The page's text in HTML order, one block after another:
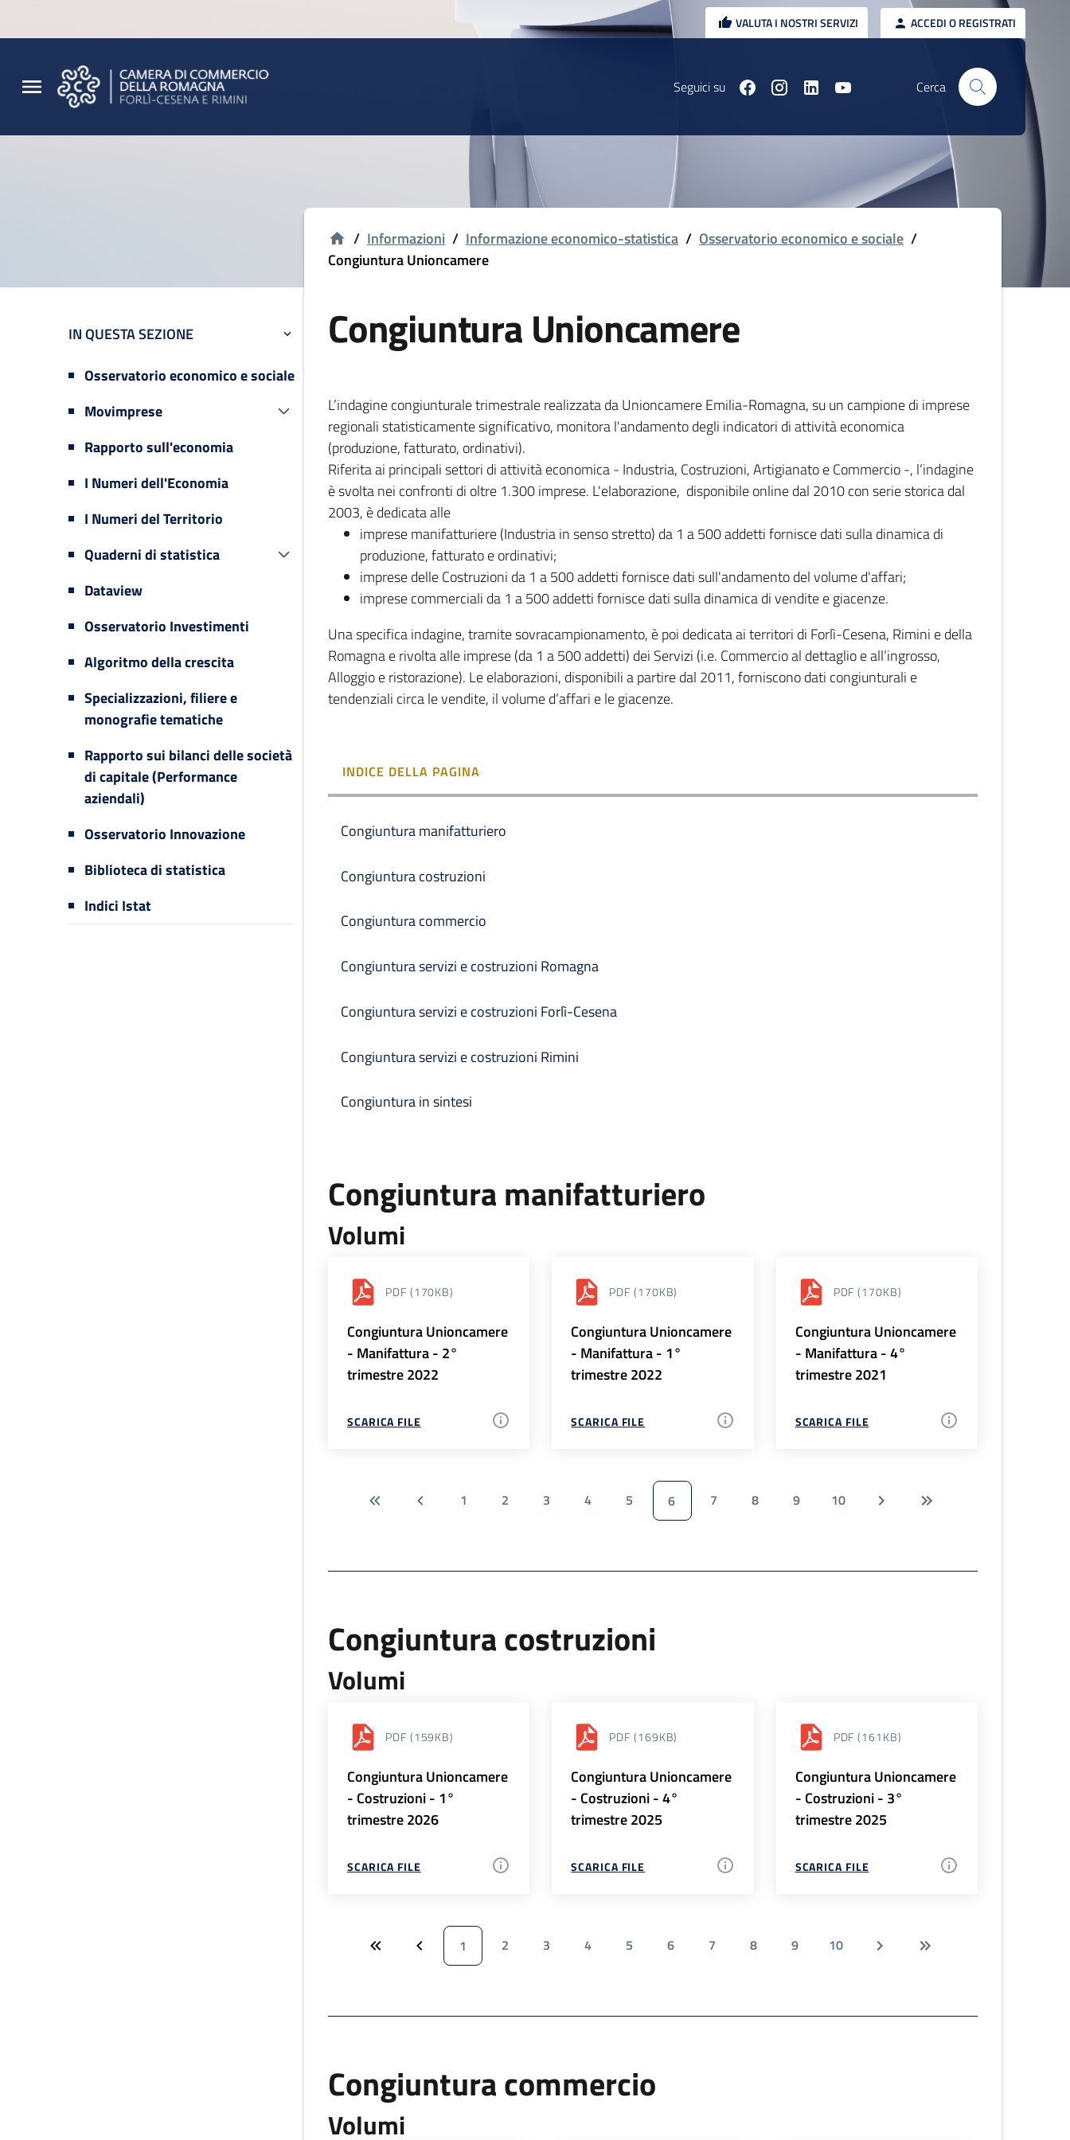
VALUTA I NOSTRI SERVIZI ACCEDI O REGISTRATI
Seguici su Cerca
IN QUESTA SEZIONE
Osservatorio economico e sociale
Movimprese
Rapporto sull'economia
I Numeri dell'Economia
I Numeri del Territorio
Quaderni di statistica
Dataview
Osservatorio Investimenti
Algoritmo della crescita
Specializzazioni, filiere e
monografie tematiche
Rapporto sui bilanci delle società
di capitale (Performance
aziendali)
Osservatorio Innovazione
Biblioteca di statistica
Indici Istat
/ Informazioni / Informazione economico-statistica / Osservatorio economico e sociale /
Congiuntura Unioncamere
Congiuntura Unioncamere
L’indagine congiunturale trimestrale realizzata da Unioncamere Emilia-Romagna, su un campione di imprese
regionali statisticamente significativo, monitora l'andamento degli indicatori di attività economica
(produzione, fatturato, ordinativi).
Riferita ai principali settori di attività economica - Industria, Costruzioni, Artigianato e Commercio -, l’indagine
è svolta nei confronti di oltre 1.300 imprese. L'elaborazione, disponibile online dal 2010 con serie storica dal
2003, è dedicata alle
imprese manifatturiere (Industria in senso stretto) da 1 a 500 addetti fornisce dati sulla dinamica di
produzione, fatturato e ordinativi;
imprese delle Costruzioni da 1 a 500 addetti fornisce dati sull'andamento del volume d'affari;
imprese commerciali da 1 a 500 addetti fornisce dati sulla dinamica di vendite e giacenze.
Una specifica indagine, tramite sovracampionamento, è poi dedicata ai territori di Forlì-Cesena, Rimini e della
Romagna e rivolta alle imprese (da 1 a 500 addetti) dei Servizi (i.e. Commercio al dettaglio e all’ingrosso,
Alloggio e ristorazione). Le elaborazioni, disponibili a partire dal 2011, forniscono dati congiunturali e
tendenziali circa le vendite, il volume d’affari e le giacenze.
INDICE DELLA PAGINA
Congiuntura manifatturiero
Congiuntura costruzioni
Congiuntura commercio
Congiuntura servizi e costruzioni Romagna
Congiuntura servizi e costruzioni Forlì-Cesena
Congiuntura servizi e costruzioni Rimini
Congiuntura in sintesi
Congiuntura manifatturiero
Volumi
PDF (170KB)
Congiuntura Unioncamere
- Manifattura - 2°
trimestre 2022
SCARICA FILE
PDF (170KB)
Congiuntura Unioncamere
- Manifattura - 1°
trimestre 2022
SCARICA FILE
PDF (170KB)
Congiuntura Unioncamere
- Manifattura - 4°
trimestre 2021
SCARICA FILE
1 2 3 4 5 6 7 8 9 10
Congiuntura costruzioni
Volumi
PDF (159KB)
Congiuntura Unioncamere
- Costruzioni - 1°
trimestre 2026
SCARICA FILE
PDF (169KB)
Congiuntura Unioncamere
- Costruzioni - 4°
trimestre 2025
SCARICA FILE
PDF (161KB)
Congiuntura Unioncamere
- Costruzioni - 3°
trimestre 2025
SCARICA FILE
1 2 3 4 5 6 7 8 9 10
Congiuntura commercio
Volumi